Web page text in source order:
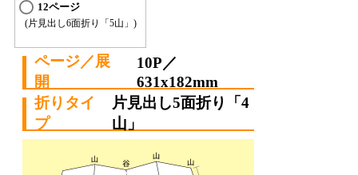
12ページ
(片見出し6面折り「5山」)
10P／
631x182mm
片見出し5面折り「4
山」